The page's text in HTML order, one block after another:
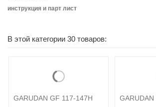
инструкция и парт лист
В этой категории 30 товаров: